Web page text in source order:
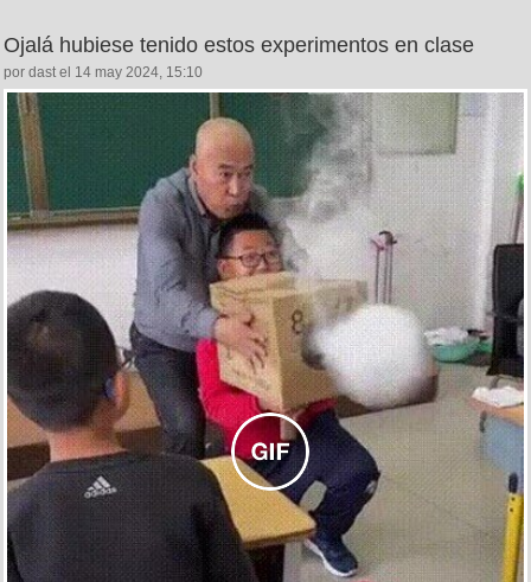
Ojalá hubiese tenido estos experimentos en clase
por dast el 14 may 2024, 15:10